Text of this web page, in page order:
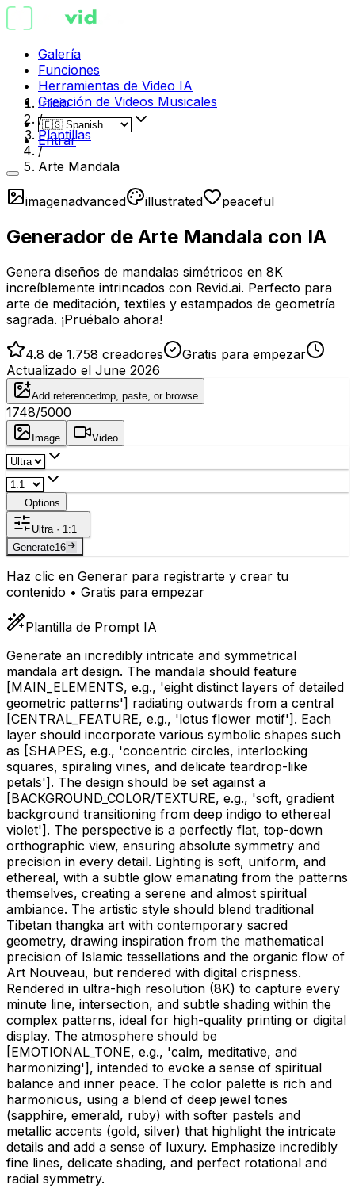
Galería
Funciones
Herramientas de Video IA
Creación de Videos Musicales
Entrar
Inicio
/
Plantillas
/
Arte Mandala
imagenadvanced illustrated peaceful
Generador de Arte Mandala con IA
Genera diseños de mandalas simétricos en 8K
increíblemente intrincados con Revid.ai. Perfecto para
arte de meditación, textiles y estampados de geometría
sagrada. ¡Pruébalo ahora!
4.8 de 1.758 creadores
Gratis para empezar
Actualizado el June 2026
Add referencedrop, paste, or browse
1748/5000
Image Video
Options
Ultra · 1:1
Generate16
Haz clic en Generar para registrarte y crear tu
contenido • Gratis para empezar
Plantilla de Prompt IA
Generate an incredibly intricate and symmetrical
mandala art design. The mandala should feature
[MAIN_ELEMENTS, e.g., 'eight distinct layers of detailed
geometric patterns'] radiating outwards from a central
[CENTRAL_FEATURE, e.g., 'lotus flower motif']. Each
layer should incorporate various symbolic shapes such
as [SHAPES, e.g., 'concentric circles, interlocking
squares, spiraling vines, and delicate teardrop-like
petals']. The design should be set against a
[BACKGROUND_COLOR/TEXTURE, e.g., 'soft, gradient
background transitioning from deep indigo to ethereal
violet']. The perspective is a perfectly flat, top-down
orthographic view, ensuring absolute symmetry and
precision in every detail. Lighting is soft, uniform, and
ethereal, with a subtle glow emanating from the patterns
themselves, creating a serene and almost spiritual
ambiance. The artistic style should blend traditional
Tibetan thangka art with contemporary sacred
geometry, drawing inspiration from the mathematical
precision of Islamic tessellations and the organic flow of
Art Nouveau, but rendered with digital crispness.
Rendered in ultra-high resolution (8K) to capture every
minute line, intersection, and subtle shading within the
complex patterns, ideal for high-quality printing or digital
display. The atmosphere should be
[EMOTIONAL_TONE, e.g., 'calm, meditative, and
harmonizing'], intended to evoke a sense of spiritual
balance and inner peace. The color palette is rich and
harmonious, using a blend of deep jewel tones
(sapphire, emerald, ruby) with softer pastels and
metallic accents (gold, silver) that highlight the intricate
details and add a sense of luxury. Emphasize incredibly
fine lines, delicate shading, and perfect rotational and
radial symmetry.